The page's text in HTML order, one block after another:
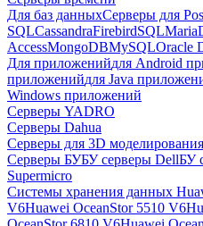
Для баз данныхСерверы для
SQLCassandraFirebirdSQL
AccessMongoDBMySQLOracle
Для приложенийдля Android
приложенийдля Java
Windows приложений
Серверы YADRO
Серверы Dahua
Серверы для 3D моделирования
Серверы БУБУ серверы DellБУ
Supermicro
Системы хранения данных
V6Huawei OceanStor 5510 V6